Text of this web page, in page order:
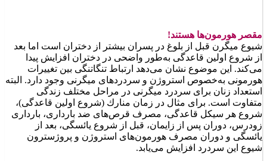
مقصر هورمون‌ها هستند!
شیوع میگرن قبل از بلوغ در پسران بیشتر از دختران است اما بعد
از شروع اولین قاعدگی به‌طور واضحی در دختران افزایش پیدا
می‌كند. این موضوع نشان می‌دهد ارتباط تنگاتنگی بین تغییرات
هورمونی به‌خصوص استروژن و سردردهای میگرنی وجود دارد. البته
استعداد زنان برای سردرد میگرنی در مراحل مختلف زندگی
متفاوت است. برای مثال در زمان منارك (شروع اولین قاعدگی)،
شروع هر سیكل قاعدگی، مصرف قرص‌های ضد بارداری، بارداری
زودرس، دوران پس از زایمان، قبل از شروع یائسگی، بعد از
یائسگی و دوران مصرف هورمون‌های استروژن و پروژسترون
شیوع این سردرد افزایش می‌یابد.